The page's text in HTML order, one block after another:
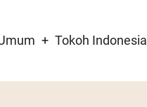
Tokoh Indonesia